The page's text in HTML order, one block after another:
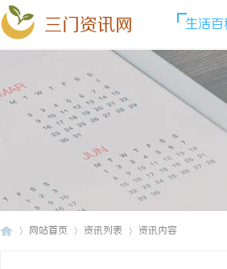
三门资讯网 生活百
网站首页 资讯列表 资讯内容